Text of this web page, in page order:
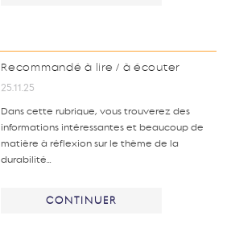
Recommandé à lire / à écouter
25.11.25
Dans cette rubrique, vous trouverez des
informations intéressantes et beaucoup de
matière à réflexion sur le thème de la
durabilité…
CONTINUER